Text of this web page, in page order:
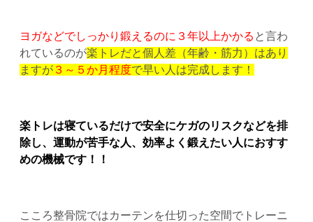
ヨガなどでしっかり鍛えるのに３年以上かかる と言わ
れているのが楽トレだと個人差（年齢・筋力）はあり
ますが ３～５か月程度で早い人は完成します！
楽トレは寝ているだけで安全にケガのリスクなどを排
除し、運動が苦手な人、効率よく鍛えたい人におすす
めの機械です！！
こころ整骨院ではカーテンを仕切った空間でトレーニ